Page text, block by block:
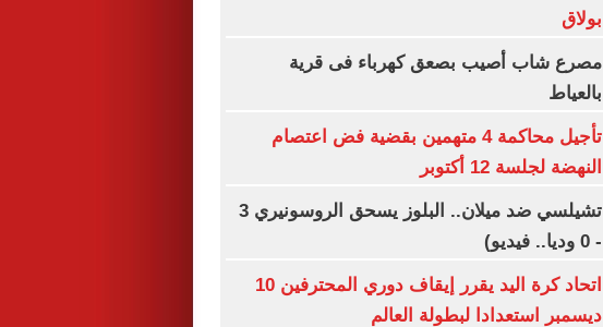
بولاق
مصرع شاب أصيب بصعق كهرباء فى قرية
بالعياط
تأجيل محاكمة 4 متهمين بقضية فض اعتصام
النهضة لجلسة 12 أكتوبر
تشيلسي ضد ميلان.. البلوز يسحق الروسونيري 3
- 0 وديا.. فيديو)
اتحاد كرة اليد يقرر إيقاف دوري المحترفين 10
ديسمبر استعدادا لبطولة العالم